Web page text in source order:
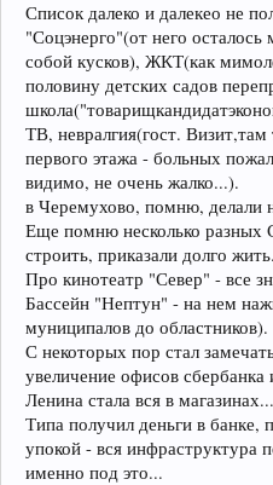
Список далеко и далекео не
"Соцэнерго"(от него
собой кусков), ЖКТ(как
половину детских садов
ТВ, невралгия(гост.
первого этажа - больных
видимо, не очень жалко...).
в Черемухово, помню, делали
Еще помню несколько разных
строить, приказали долго жить.
Про кинотеатр "Север" - все
Бассейн "Нептун" - на нем
муниципалов до областников).
С некоторых пор стал
увеличение офисов сбербанка
Ленина стала вся в магазинах...
Типа получил деньги в банке,
упокой - вся инфраструктура
именно под это...